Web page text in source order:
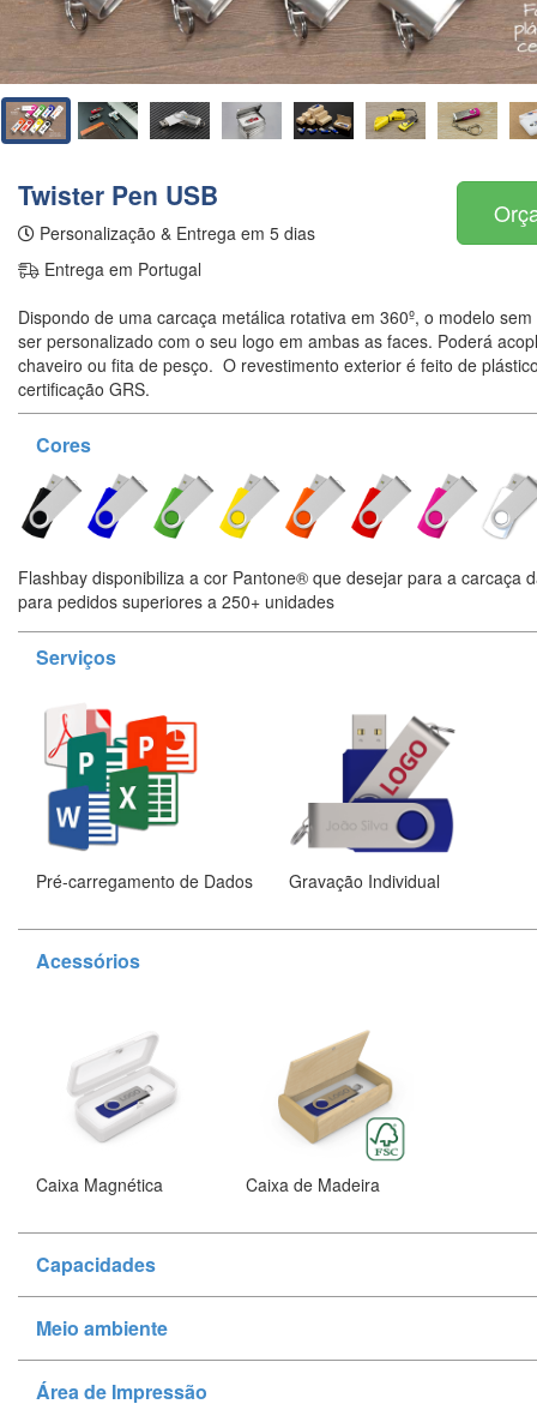
Twister Pen USB
Personalização & Entrega em 5 dias
Entrega em Portugal
Dispondo de uma carcaça metálica rotativa em 360º, o modelo
ser personalizado com o seu logo em ambas as faces. Poderá
chaveiro ou fita de pesço. O revestimento exterior é feito de
certificação GRS.
Cores
Flashbay disponibiliza a cor Pantone® que desejar para a carcaça
para pedidos superiores a 250+ unidades
Serviços
Pré-carregamento de Dados Gravação Individual
Acessórios
Caixa Magnética Caixa de Madeira
Capacidades
Meio ambiente
Área de Impressão